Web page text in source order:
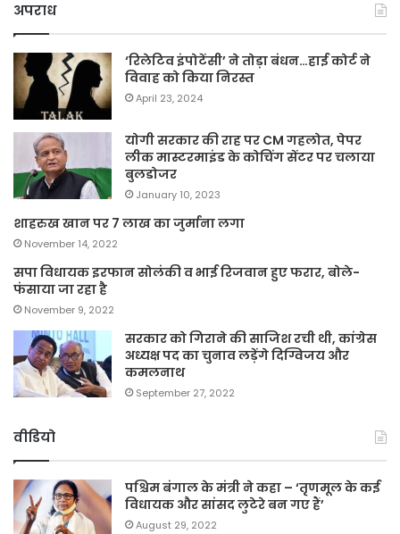
अपराध
‘रिलेटिव इंपोटेंसी’ ने तोड़ा बंधन…हाई कोर्ट ने
विवाह को किया निरस्त
April 23, 2024
योगी सरकार की राह पर CM गहलोत, पेपर
लीक मास्टरमाइंड के कोचिंग सेंटर पर चलाया
बुलडोजर
January 10, 2023
शाहरुख खान पर 7 लाख का जुर्माना लगा
November 14, 2022
सपा विधायक इरफान सोलंकी व भाई रिजवान हुए फरार, बोले-
फंसाया जा रहा है
November 9, 2022
सरकार को गिराने की साजिश रची थी, कांग्रेस
अध्यक्ष पद का चुनाव लड़ेंगे दिग्विजय और
कमलनाथ
September 27, 2022
वीडियो
पश्चिम बंगाल के मंत्री ने कहा – ‘तृणमूल के कई
विधायक और सांसद लुटेरे बन गए हैं’
August 29, 2022